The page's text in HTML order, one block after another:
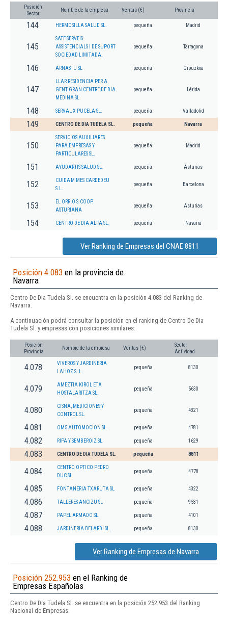
Posición
Sector
Nombre de la empresa Ventas (€) Provincia
144 HERMOSILLA SALUD SL. pequeña Madrid
145
SATE SERVEIS
ASSISTENCIALS I DE SUPORT
SOCIEDAD LIMITADA.
pequeña Tarragona
146 ARNASTU SL pequeña Gipuzkoa
147
LLAR RESIDENCIA PER A
GENT GRAN CENTRE DE DIA
MEDINA SL
pequeña Lérida
148 SERVAUX PUCELA SL. pequeña Valladolid
149 CENTRO DE DIA TUDELA SL. pequeña Navarra
150
SERVICIOS AUXILIARES
PARA EMPRESAS Y
PARTICULARES SL.
pequeña Madrid
151 AYUDARTIS SALUD SL. pequeña Asturias
152
CUIDA'M MES CARDEDEU
S.L.
pequeña Barcelona
153
EL ORRIO S.COOP.
ASTURIANA
pequeña Asturias
154 CENTRO DE DIA ALPA SL. pequeña Navarra
Ver Ranking de Empresas del CNAE 8811
Posición 4.083 en la provincia de
Navarra
Centro De Dia Tudela Sl. se encuentra en la posición 4.083 del Ranking de
Navarra.
A continuación podrá consultar la posición en el ranking de Centro De Dia
Tudela Sl. y empresas con posiciones similares:
Posición
Provincia
Nombre de la empresa Ventas (€)
Sector
Actividad
4.078
VIVEROS Y JARDINERIA
LAHOZ S. L.
pequeña 8130
4.079
AMEZTIA KIROL ETA
HOSTALARITZA SL.
pequeña 5630
4.080
CISNA, MEDICIONES Y
CONTROL SL.
pequeña 4321
4.081 OM5 AUTOMOCION SL. pequeña 4781
4.082 RIPA Y SEMBEROIZ SL pequeña 1629
4.083 CENTRO DE DIA TUDELA SL. pequeña 8811
4.084
CENTRO OPTICO PEDRO
DUC SL
pequeña 4778
4.085 FONTANERIA TXARUTA SL pequeña 4322
4.086 TALLERES ANCIZU SL pequeña 9531
4.087 PAPEL ARMADO SL. pequeña 4101
4.088 JARDINERIA BELARDI SL. pequeña 8130
Ver Ranking de Empresas de Navarra
Posición 252.953 en el Ranking de
Empresas Españolas
Centro De Dia Tudela Sl. se encuentra en la posición 252.953 del Ranking
Nacional de Empresas.